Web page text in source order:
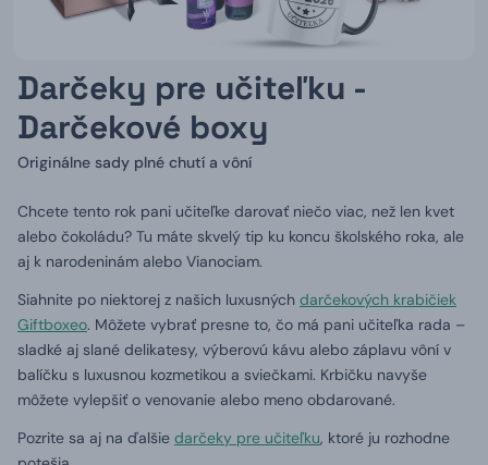
Darčeky pre učiteľku -
Darčekové boxy
Originálne sady plné chutí a vôní
Chcete tento rok pani učiteľke darovať niečo viac, než len kvet
alebo čokoládu? Tu máte skvelý tip ku koncu školského roka, ale
aj k narodeninám alebo Vianociam.
Siahnite po niektorej z našich luxusných darčekových krabičiek
Giftboxeo. Môžete vybrať presne to, čo má pani učiteľka rada –
sladké aj slané delikatesy, výberovú kávu alebo záplavu vôní v
balíčku s luxusnou kozmetikou a sviečkami. Krbičku navyše
môžete vylepšiť o venovanie alebo meno obdarované.
Pozrite sa aj na ďalšie darčeky pre učiteľku, ktoré ju rozhodne